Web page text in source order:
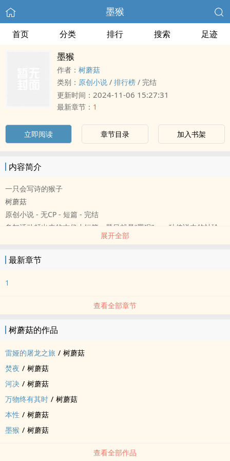
墨猴
首页 分类 排行 搜索 足迹
墨猴
作者： 树蘑菇
类别： 原创小说 / 排行榜 / 完结
更新时间： 2024-11-06 15:27:31
最新章节： 1
立即阅读 章节目录 加入书架
内容简介
一只会写诗的猴子
树蘑菇
原创小说 - 无CP - 短篇 - 完结
参加活动赶出来的古代小短篇，题目就是“墨猴”，一种传说中的袖珍
猴子，文人墨客的桌面宠物，详见鲁迅《狗·猫·鼠》。
展开全部
最新章节
1
查看全部章节
树蘑菇的作品
雷娅的屠龙之旅 / 树蘑菇
焚夜 / 树蘑菇
河决 / 树蘑菇
万物终有其时 / 树蘑菇
本性 / 树蘑菇
墨猴 / 树蘑菇
查看全部作品